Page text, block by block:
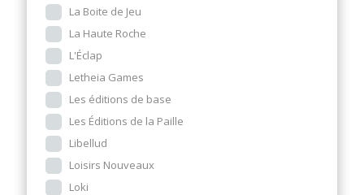
La Boite de Jeu
La Haute Roche
L'Éclap
Letheia Games
Les éditions de base
Les Éditions de la Paille
Libellud
Loisirs Nouveaux
Loki